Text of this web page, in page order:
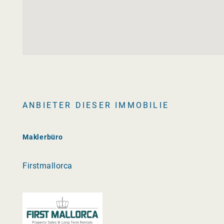
ANBIETER DIESER IMMOBILIE
Maklerbüro
Firstmallorca